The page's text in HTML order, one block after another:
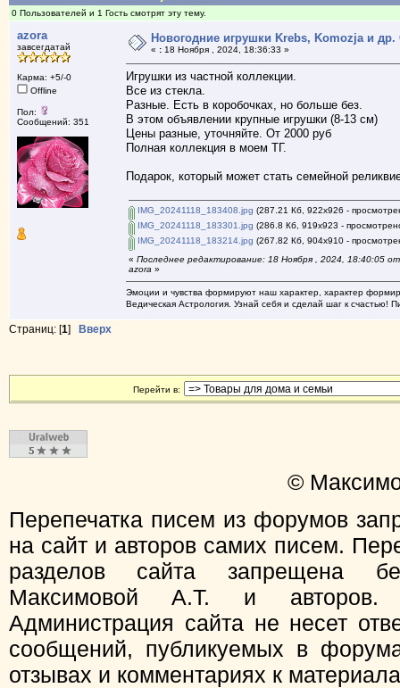
0 Пользователей и 1 Гость смотрят эту тему.
azora
завсегдатай
Карма: +5/-0
Offline
Пол:
Сообщений: 351
Новогодние игрушки Krebs, Komozja и
« :18 Ноября , 2024, 18:36:33 »
Игрушки из частной коллекции.
Все из стекла.
Разные. Есть в коробочках, но больше без.
В этом объявлении крупные игрушки (8-13 см)
Цены разные, уточняйте. От 2000 руб
Полная коллекция в моем ТГ.
Подарок, который может стать семейной
IMG_20241118_183408.jpg (287.21 Кб, 922x926 -
IMG_20241118_183301.jpg (286.8 Кб, 919x923 -
IMG_20241118_183214.jpg (267.82 Кб, 904x910 -
« Последнее редактирование: 18 Ноября , 2024, 18:40:05 от
azora »
Эмоции и чувства формируют наш характер, характер
Ведическая Астрология. Узнай себя и сделай шаг к счастью!
Страниц: [1] Вверх
Перейти в:
©
Перепечатка писем из форумов
на сайт и авторов самих писем.
разделов сайта запрещена
Максимовой А.Т. и
Администрация сайта не несет
сообщений, публикуемых в
отзывах и комментариях к